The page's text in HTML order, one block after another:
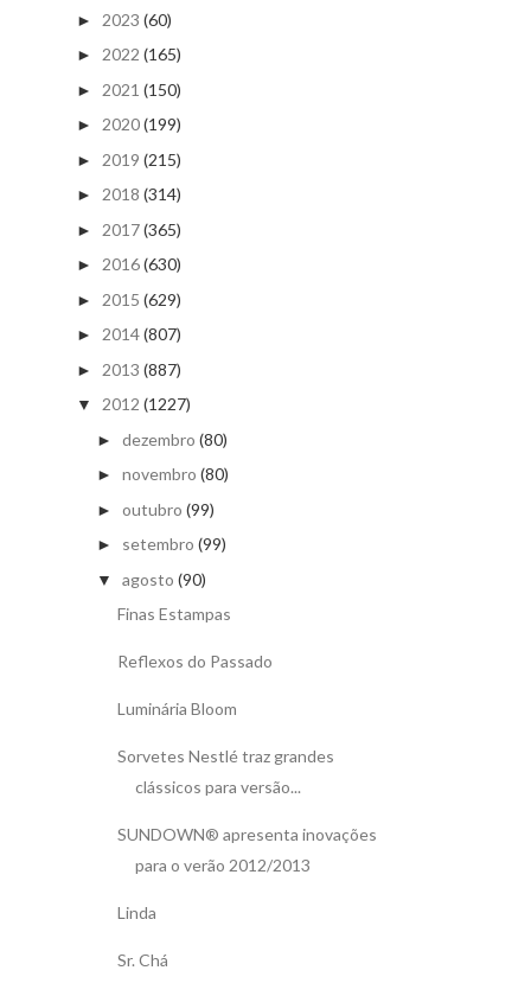
► 2023 (60)
► 2022 (165)
► 2021 (150)
► 2020(199)
► 2019 (215)
► 2018 (314)
► 2017(365)
► 2016(630)
► 2015 (629)
► 2014(807)
► 2013 (887)
▼ 2012 (1227)
► dezembro (80)
► novembro (80)
► outubro (99)
► setembro (99)
▼ agosto (90)
Finas Estampas
Reflexos do Passado
Luminária Bloom
Sorvetes Nestlé traz grandes
clássicos para versão...
SUNDOWN® apresenta inovações
para o verão 2012/2013
Linda
Sr. Chá